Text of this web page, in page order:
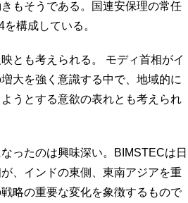
もそうである。国連安保理の常任
構成している。
とも考えられる。 モディ首相がイ
大を強く意識する中で、地域的に
うとする意欲の表れとも考えられ
ったのは興味深い。BIMSTECは日
、インドの東側、東南アジアを重
略の重要な変化を象徴するもので